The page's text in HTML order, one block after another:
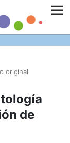
original
de